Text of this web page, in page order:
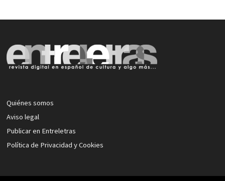
Quiénes somos
Aviso legal
Publicar en Entreletras
Política de Privacidad y Cookies